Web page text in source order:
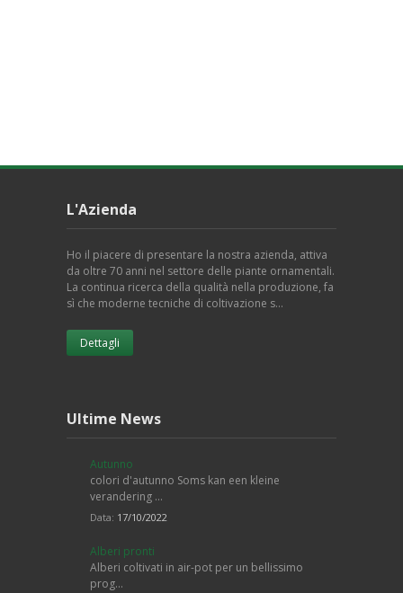
L'Azienda
Ho il piacere di presentare la nostra azienda, attiva
da oltre 70 anni nel settore delle piante ornamentali.
La continua ricerca della qualità nella produzione, fa
sì che moderne tecniche di coltivazione s…
Dettagli
Ultime News
Autunno
colori d'autunno Soms kan een kleine
verandering …
Data: 17/10/2022
Alberi pronti
Alberi coltivati in air-pot per un bellissimo
prog…